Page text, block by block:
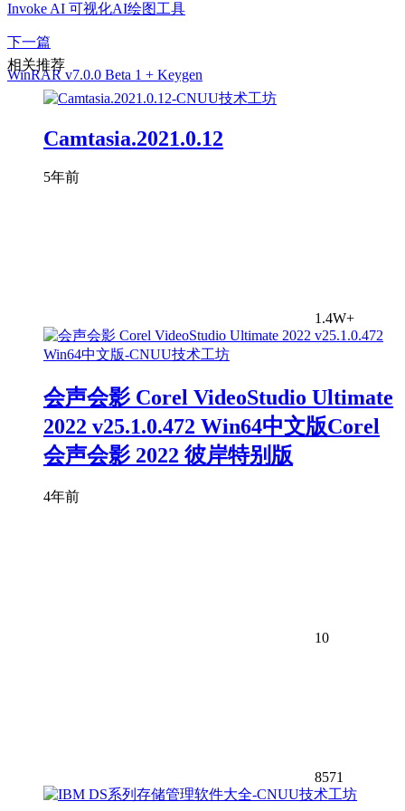
Invoke AI 可视化AI绘图工具
下一篇
WinRAR v7.0.0 Beta 1 + Keygen
相关推荐
Camtasia.2021.0.12
5年前
1.4W+
会声会影 Corel VideoStudio Ultimate
2022 v25.1.0.472 Win64中文版Corel
会声会影 2022 彼岸特别版
4年前
10
8571